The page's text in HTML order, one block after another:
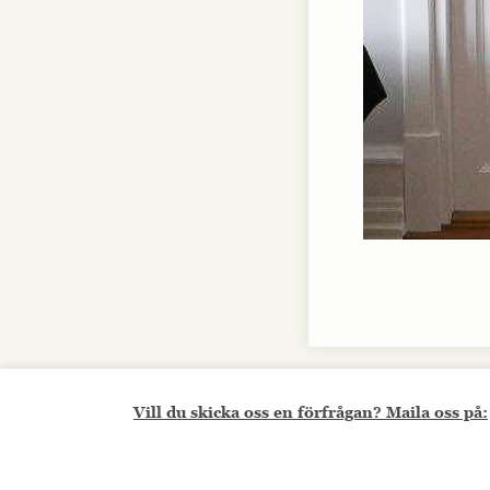
Vill du skicka oss en förfrågan? Maila oss på: